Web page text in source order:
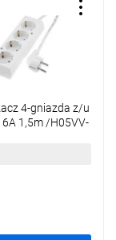
4-gniazda z/u
1,5m /H05VV-